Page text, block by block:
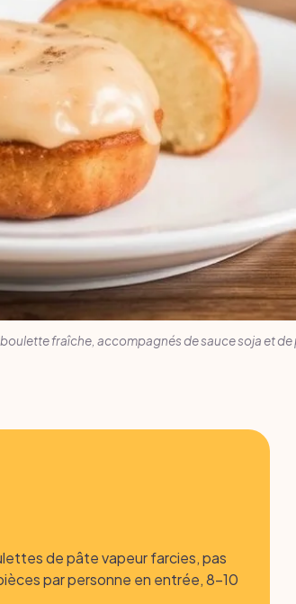
fraîche, accompagnés de sauce soja et de
de pâte vapeur farcies, pas
par personne en entrée, 8-10